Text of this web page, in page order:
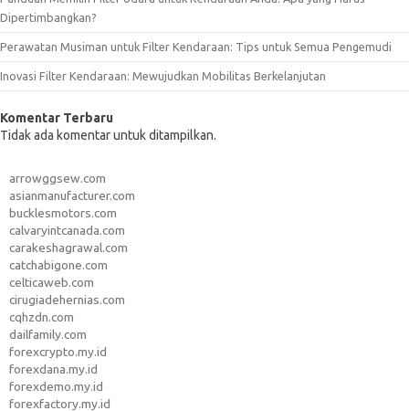
Dipertimbangkan?
Perawatan Musiman untuk Filter Kendaraan: Tips untuk Semua Pengemudi
Inovasi Filter Kendaraan: Mewujudkan Mobilitas Berkelanjutan
Komentar Terbaru
Tidak ada komentar untuk ditampilkan.
arrowggsew.com
asianmanufacturer.com
bucklesmotors.com
calvaryintcanada.com
carakeshagrawal.com
catchabigone.com
celticaweb.com
cirugiadehernias.com
cqhzdn.com
dailfamily.com
forexcrypto.my.id
forexdana.my.id
forexdemo.my.id
forexfactory.my.id